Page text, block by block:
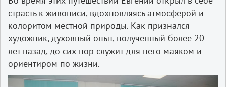
страсть к живописи, вдохновляясь атмосферой и
колоритом местной природы. Как признался
художник, духовный опыт, полученный более 20
лет назад, до сих пор служит для него маяком и
ориентиром по жизни.